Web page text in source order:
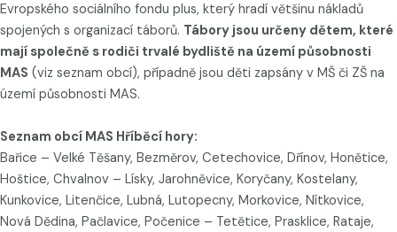
Evropského sociálního fondu plus, který hradí většinu nákladů
spojených s organizací táborů. Tábory jsou určeny dětem, které
mají společně s rodiči trvalé bydliště na území působnosti
MAS (viz seznam obcí), případně jsou děti zapsány v MŠ či ZŠ na
území působnosti MAS.
Seznam obcí MAS Hříběcí hory:
Bařice – Velké Těšany, Bezměrov, Cetechovice, Dřínov, Honětice,
Hoštice, Chvalnov – Lísky, Jarohněvice, Koryčany, Kostelany,
Kunkovice, Litenčice, Lubná, Lutopecny, Morkovice, Nítkovice,
Nová Dědina, Pačlavice, Počenice – Tetětice, Prasklice, Rataje,